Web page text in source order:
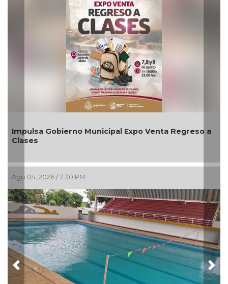
Municipal Expo Venta Regreso a
/ 7:30 PM
Aplicará
Previous